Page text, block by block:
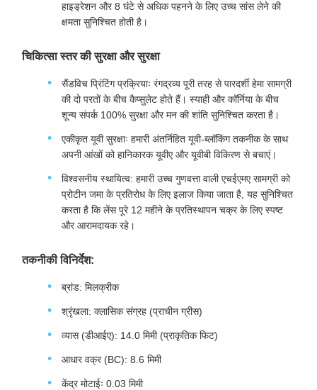
हाइड्रेशन और 8 घंटे से अधिक पहनने के लिए उच्च सांस लेने की
क्षमता सुनिश्चित होती है।
चिकित्सा स्तर की सुरक्षा और सुरक्षा
सैंडविच प्रिंटिंग प्रक्रियाः रंगद्रव्य पूरी तरह से पारदर्शी हेमा सामग्री
की दो परतों के बीच कैप्सुलेट होते हैं। स्याही और कॉर्निया के बीच
शून्य संपर्क 100% सुरक्षा और मन की शांति सुनिश्चित करता है।
एकीकृत यूवी सुरक्षाः हमारी अंतर्निहित यूवी-ब्लॉकिंग तकनीक के साथ
अपनी आंखों को हानिकारक यूवीए और यूवीबी विकिरण से बचाएं।
विश्वसनीय स्थायित्व: हमारी उच्च गुणवत्ता वाली एचईएमए सामग्री को
प्रोटीन जमा के प्रतिरोध के लिए इलाज किया जाता है, यह सुनिश्चित
करता है कि लेंस पूरे 12 महीने के प्रतिस्थापन चक्र के लिए स्पष्ट
और आरामदायक रहे।
तकनीकी विनिर्देश:
ब्रांड: मिलक्रीक
श्रृंखला: क्लासिक संग्रह (प्राचीन ग्रीस)
व्यास (डीआईए): 14.0 मिमी (प्राकृतिक फिट)
आधार वक्र (BC): 8.6 मिमी
केंद्र मोटाईः 0.03 मिमी